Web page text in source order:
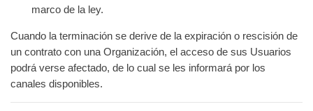
marco de la ley.
Cuando la terminación se derive de la expiración o rescisión de
un contrato con una Organización, el acceso de sus Usuarios
podrá verse afectado, de lo cual se les informará por los
canales disponibles.